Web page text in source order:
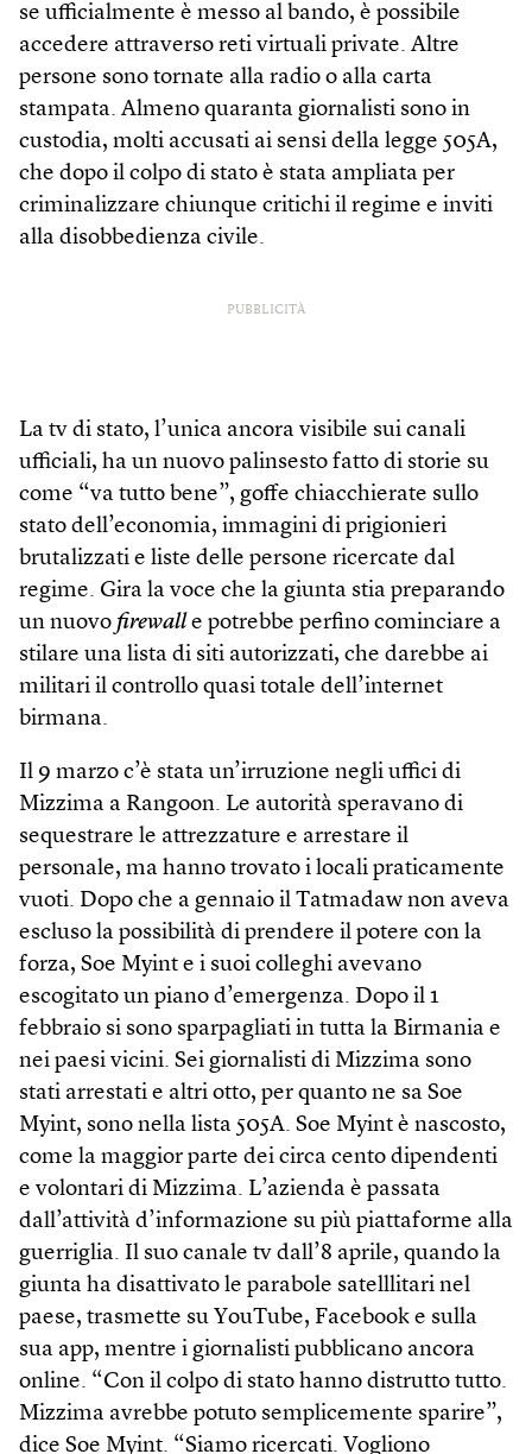
se ufficialmente è messo al bando, è possibile
accedere attraverso reti virtuali private. Altre
persone sono tornate alla radio o alla carta
stampata. Almeno quaranta giornalisti sono in
custodia, molti accusati ai sensi della legge 505A,
che dopo il colpo di stato è stata ampliata per
criminalizzare chiunque critichi il regime e inviti
alla disobbedienza civile.
PUBBLICITÀ
La tv di stato, l’unica ancora visibile sui canali
ufficiali, ha un nuovo palinsesto fatto di storie su
come “va tutto bene”, goffe chiacchierate sullo
stato dell’economia, immagini di prigionieri
brutalizzati e liste delle persone ricercate dal
regime. Gira la voce che la giunta stia preparando
un nuovo firewall e potrebbe perfino cominciare a
stilare una lista di siti autorizzati, che darebbe ai
militari il controllo quasi totale dell’internet
birmana.
Il 9 marzo c’è stata un’irruzione negli uffici di
Mizzima a Rangoon. Le autorità speravano di
sequestrare le attrezzature e arrestare il
personale, ma hanno trovato i locali praticamente
vuoti. Dopo che a gennaio il Tatmadaw non aveva
escluso la possibilità di prendere il potere con la
forza, Soe Myint e i suoi colleghi avevano
escogitato un piano d’emergenza. Dopo il 1
febbraio si sono sparpagliati in tutta la Birmania e
nei paesi vicini. Sei giornalisti di Mizzima sono
stati arrestati e altri otto, per quanto ne sa Soe
Myint, sono nella lista 505A. Soe Myint è nascosto,
come la maggior parte dei circa cento dipendenti
e volontari di Mizzima. L’azienda è passata
dall’attività d’informazione su più piattaforme alla
guerriglia. Il suo canale tv dall’8 aprile, quando la
giunta ha disattivato le parabole satelllitari nel
paese, trasmette su YouTube, Facebook e sulla
sua app, mentre i giornalisti pubblicano ancora
online. “Con il colpo di stato hanno distrutto tutto.
Mizzima avrebbe potuto semplicemente sparire”,
dice Soe Myint. “Siamo ricercati. Vogliono